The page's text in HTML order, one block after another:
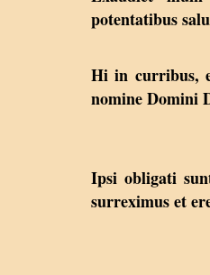
potentatibus
Hi in curribus,
nomine Domini
Ipsi obligati
surreximus et